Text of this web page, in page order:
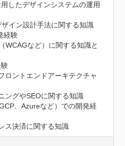
したデザインシステムの運用
イン設計手法に関する知識
経験
WCAGなど）に関する知識と
ロントエンドアーキテクチャ
ングやSEOに関する知識
、Azureなど）での開発経
ス決済に関する知識